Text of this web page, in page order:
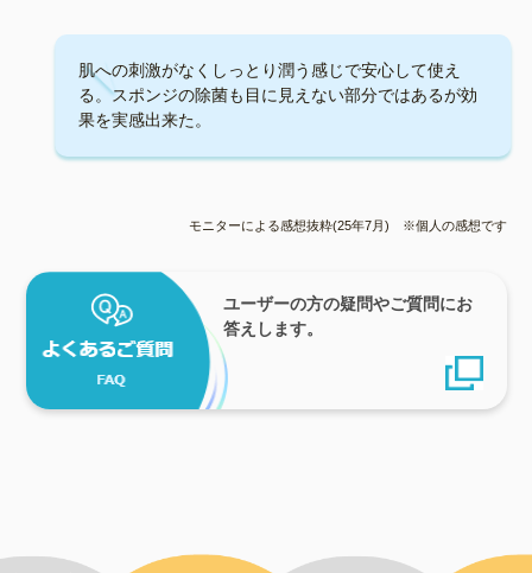
肌への刺激がなくしっとり潤う感じで安心して使え
る。スポンジの除菌も目に見えない部分ではあるが効
果を実感出来た。
モニターによる感想抜粋(25年7月) ※個人の感想です
ユーザーの方の疑問やご質問にお
答えします。